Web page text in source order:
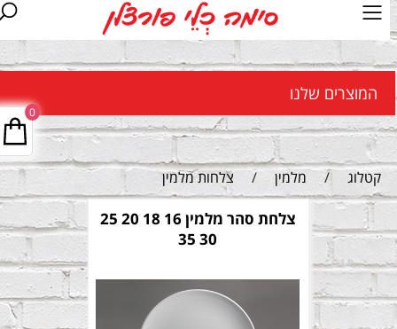
המוצרים שלנו
קטלוג / מלמין / צלחות מלמין
0
צלחת סהר מלמין 16 18 20 25
30 35